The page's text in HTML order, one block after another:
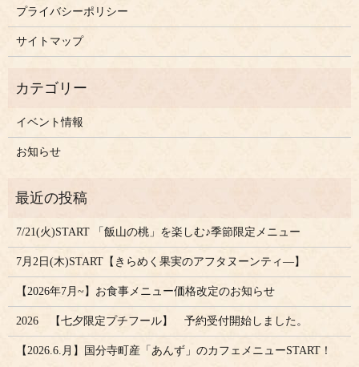
プライバシーポリシー
サイトマップ
イベント情報
お知らせ
7/21(火)START 「飯山の桃」を楽しむ♪季節限定メニュー
7月2日(木)START【きらめく果実のアフタヌーンティ―】
【2026年7月~】お食事メニュー価格改定のお知らせ
2026 【七夕限定プチフール】 予約受付開始しました。
【2026.6.月】国分寺町産「あんず」のカフェメニューSTART！